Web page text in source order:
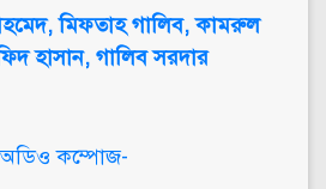
মিফতাহ গালিব, কামরুল
হাসান, গালিব সরদার
অডিও কম্পোজ-